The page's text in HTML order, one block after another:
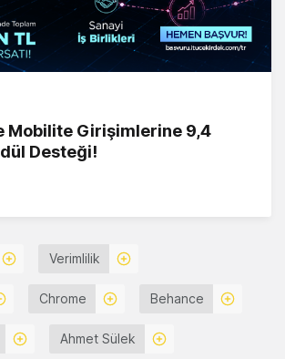
Mobilite Girişimlerine 9,4
Desteği!
Verimlilik
Chrome Behance
Ahmet Sülek